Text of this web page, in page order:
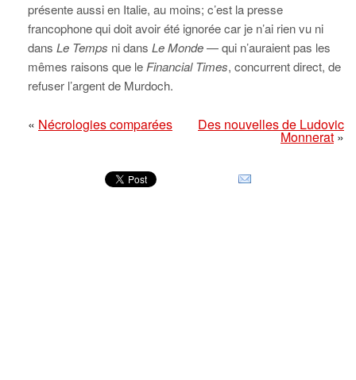
présente aussi en Italie, au moins; c’est la presse
francophone qui doit avoir été ignorée car je n’ai rien vu ni
dans Le Temps ni dans Le Monde— qui n’auraient pas les
mêmes raisons que leFinancial Times, concurrent direct, de
refuser l’argent de Murdoch.
« Nécrologies comparées Des nouvelles de Ludovic
Monnerat»